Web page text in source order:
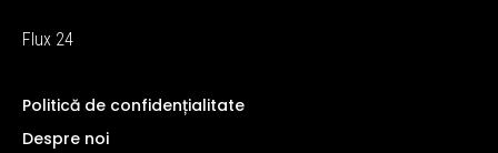
Flux 24
Politică de confidențialitate
Despre noi